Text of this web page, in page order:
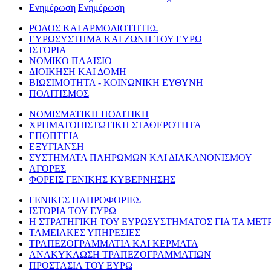
Ενημέρωση Ενημέρωση
ΡΟΛΟΣ ΚΑΙ ΑΡΜΟΔΙΟΤΗΤΕΣ
ΕΥΡΩΣΥΣΤΗΜΑ ΚΑΙ ΖΩΝΗ ΤΟΥ ΕΥΡΩ
ΙΣΤΟΡΙΑ
ΝΟΜΙΚΟ ΠΛΑΙΣΙΟ
ΔΙΟΙΚΗΣΗ ΚΑΙ ΔΟΜΗ
ΒΙΩΣΙΜΟΤΗΤΑ - ΚΟΙΝΩΝΙΚΗ ΕΥΘΥΝΗ
ΠΟΛΙΤΙΣΜΟΣ
ΝΟΜΙΣΜΑΤΙΚΗ ΠΟΛΙΤΙΚΗ
ΧΡΗΜΑΤΟΠΙΣΤΩΤΙΚΗ ΣΤΑΘΕΡΟΤΗΤΑ
ΕΠΟΠΤΕΙΑ
ΕΞΥΓΙΑΝΣΗ
ΣΥΣΤΗΜΑΤΑ ΠΛΗΡΩΜΩΝ ΚΑΙ ΔΙΑΚΑΝΟΝΙΣΜΟΥ
ΑΓΟΡΕΣ
ΦΟΡΕΙΣ ΓΕΝΙΚΗΣ ΚΥΒΕΡΝΗΣΗΣ
ΓΕΝΙΚΕΣ ΠΛΗΡΟΦΟΡΙΕΣ
ΙΣΤΟΡΙΑ ΤΟΥ ΕΥΡΩ
Η ΣΤΡΑΤΗΓΙΚΗ ΤΟΥ ΕΥΡΩΣΥΣΤΗΜΑΤΟΣ ΓΙΑ ΤΑ
ΤΑΜΕΙΑΚΕΣ ΥΠΗΡΕΣΙΕΣ
ΤΡΑΠΕΖΟΓΡΑΜΜΑΤΙΑ ΚΑΙ ΚΕΡΜΑΤΑ
ΑΝΑΚΥΚΛΩΣΗ ΤΡΑΠΕΖΟΓΡΑΜΜΑΤΙΩΝ
ΠΡΟΣΤΑΣΙΑ ΤΟΥ ΕΥΡΩ